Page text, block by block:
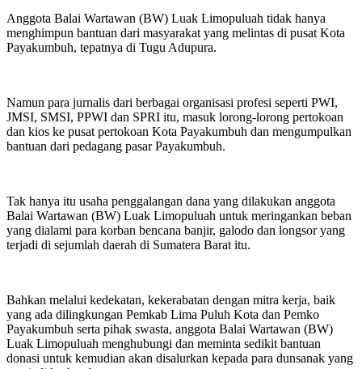
Anggota Balai Wartawan (BW) Luak Limopuluah tidak hanya
menghimpun bantuan dari masyarakat yang melintas di pusat Kota
Payakumbuh, tepatnya di Tugu Adupura.
Namun para jurnalis dari berbagai organisasi profesi seperti PWI,
JMSI, SMSI, PPWI dan SPRI itu, masuk lorong-lorong pertokoan
dan kios ke pusat pertokoan Kota Payakumbuh dan mengumpulkan
bantuan dari pedagang pasar Payakumbuh.
Tak hanya itu usaha penggalangan dana yang dilakukan anggota
Balai Wartawan (BW) Luak Limopuluah untuk meringankan beban
yang dialami para korban bencana banjir, galodo dan longsor yang
terjadi di sejumlah daerah di Sumatera Barat itu.
Bahkan melalui kedekatan, kekerabatan dengan mitra kerja, baik
yang ada dilingkungan Pemkab Lima Puluh Kota dan Pemko
Payakumbuh serta pihak swasta, anggota Balai Wartawan (BW)
Luak Limopuluah menghubungi dan meminta sedikit bantuan
donasi untuk kemudian akan disalurkan kepada para dunsanak yang